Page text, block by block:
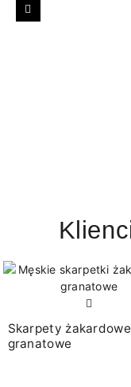
Poprzedni
Skarpety żakardowe
granatowe